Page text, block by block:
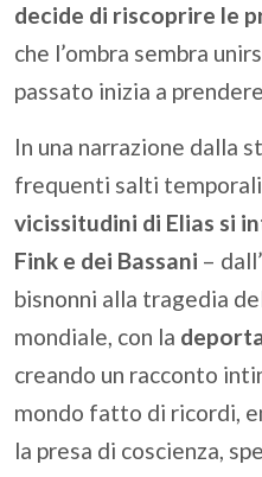
decide di riscoprire le
che l’ombra sembra
passato inizia a
In una narrazione dalla
frequenti salti temporali
vicissitudini di Elias si
Fink e dei Bassani –
bisnonni alla tragedia
mondiale, con la
creando un racconto
mondo fatto di ricordi,
la presa di coscienza,